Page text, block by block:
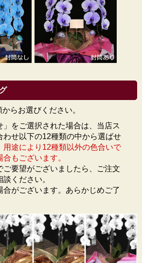
らお選びください。
」をご選択された場合は、当店ス
わせ以下の12種類の中から選ばせ
用途により12種類以外の色合いで
もございます。
ご要望がございましたら、ご注文
ください。
合がございます。あらかじめご了